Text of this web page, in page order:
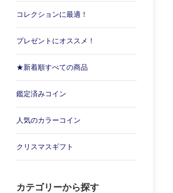
コレクションに最適！
プレゼントにオススメ！
★新着順すべての商品
鑑定済みコイン
人気のカラーコイン
クリスマスギフト
カテゴリーから探す